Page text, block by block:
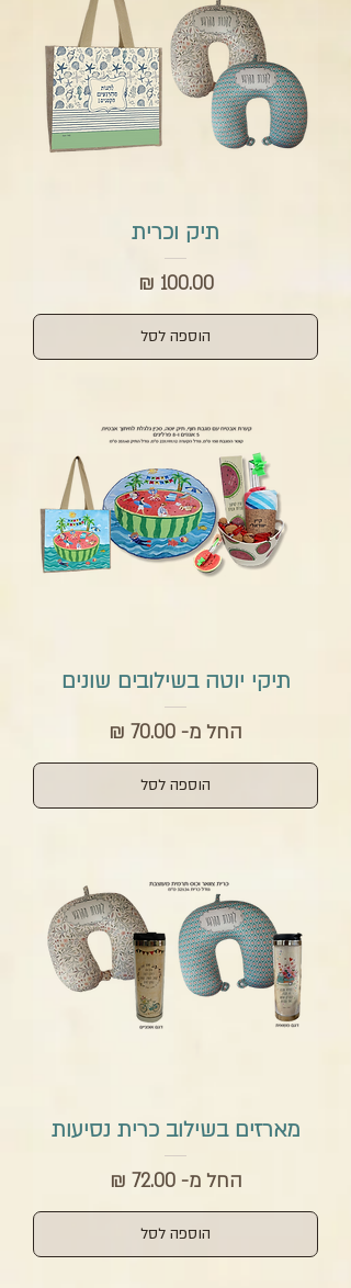
תיק וכרית
מחיר‏100.00 ‏₪
הוספה לסל
תיקי יוטה בשילובים שונים
החל מ-
מחיר מבצע
הוספה לסל
מארזים בשילוב כרית נסיעות
החל מ-
‏72.00 ‏₪
מחיר מבצע
הוספה לסל